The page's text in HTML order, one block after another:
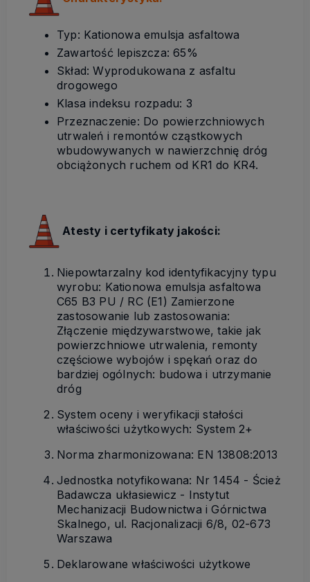
Typ: Kationowa emulsja asfaltowa
Zawartość lepiszcza: 65%
Skład: Wyprodukowana z asfaltu
drogowego
Klasa indeksu rozpadu: 3
Przeznaczenie: Do powierzchniowych
utrwaleń i remontów cząstkowych
wbudowywanych w nawierzchnię dróg
obciążonych ruchem od KR1 do KR4.
Atesty i certyfikaty jakości:
Niepowtarzalny kod identyfikacyjny typu
wyrobu: Kationowa emulsja asfaltowa
C65 B3 PU / RC (E1) Zamierzone
zastosowanie lub zastosowania:
Złączenie międzywarstwowe, takie jak
powierzchniowe utrwalenia, remonty
częściowe wybojów i spękań oraz do
bardziej ogólnych: budowa i utrzymanie
dróg
System oceny i weryfikacji stałości
właściwości użytkowych: System 2+
Norma zharmonizowana: EN 13808:2013
Jednostka notyfikowana: Nr 1454 - Ścież
Badawcza ukłasiewicz - Instytut
Mechanizacji Budownictwa i Górnictwa
Skalnego, ul. Racjonalizacji 6/8, 02-673
Warszawa
Deklarowane właściwości użytkowe